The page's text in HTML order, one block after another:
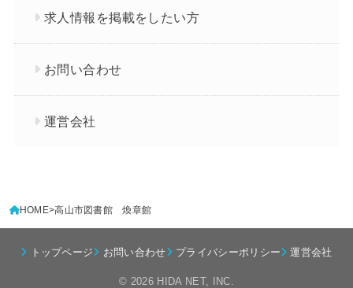
求人情報を掲載をしたい方
お問い合わせ
運営会社
HOME 高山市図書館 煥章館
トップページ お問い合わせ プライバシーポリシー 運営会社
© 2026 HIDA NET, INC.